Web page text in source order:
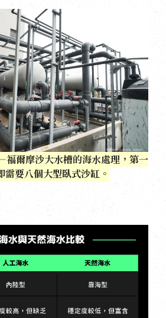
爾摩沙大水槽的海水處理，第一
需要八個大型臥式沙缸。